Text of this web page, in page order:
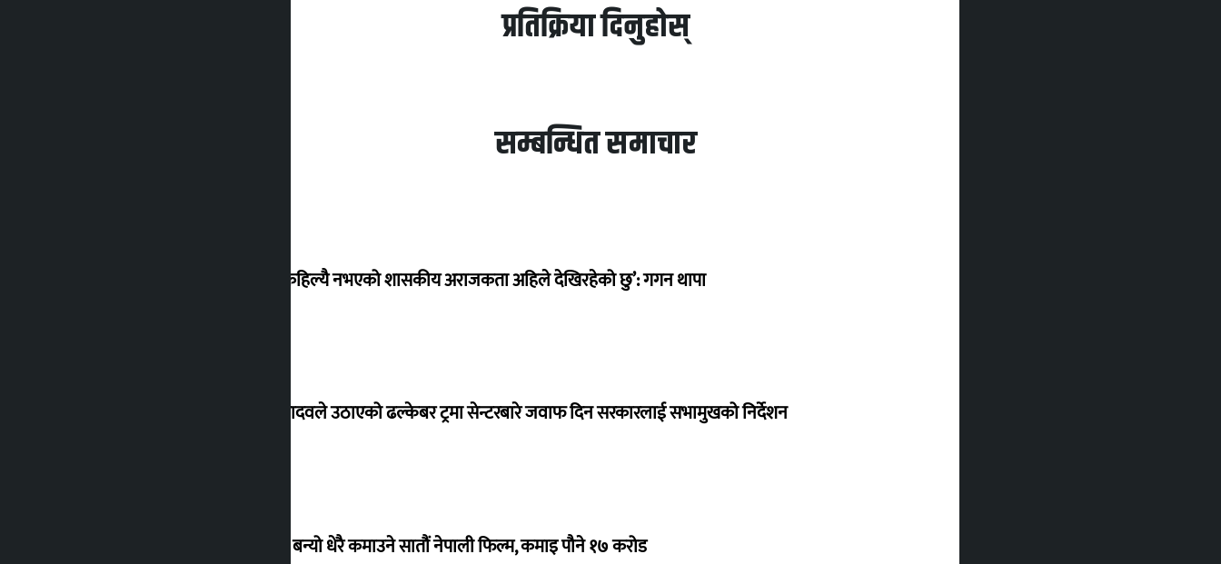
प्रतिक्रिया दिनुहोस्
सम्बन्धित समाचार
‘देशमा कहिल्यै नभएको शासकीय अराजकता अहिले देखिरहेको छु’: गगन थापा
सांसद यादवले उठाएको ढल्केबर ट्रमा सेन्टरबारे जवाफ दिन सरकारलाई सभामुखको निर्देशन
‘गौंथली’ बन्यो धेरै कमाउने सातौं नेपाली फिल्म, कमाइ पौने १७ करोड